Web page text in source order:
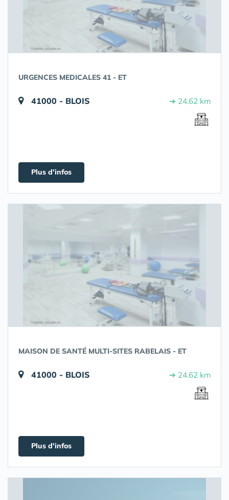
URGENCES MEDICALES 41 - ET
41000 - BLOIS ➔ 24.62 km
Plus d'infos
MAISON DE SANTÉ MULTI-SITES RABELAIS - ET
41000 - BLOIS ➔ 24.62 km
Plus d'infos